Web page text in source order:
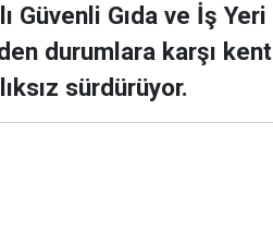
Güvenli Gıda ve İş Yeri
durumlara karşı kent
sürdürüyor.